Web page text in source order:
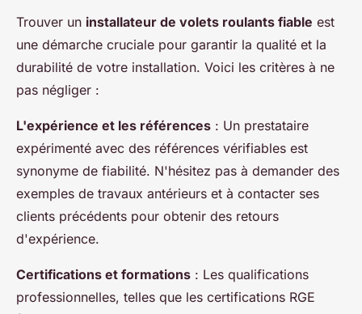
Trouver un installateur de volets roulants fiable est
une démarche cruciale pour garantir la qualité et la
durabilité de votre installation. Voici les critères à ne
pas négliger :
L'expérience et les références : Un prestataire
expérimenté avec des références vérifiables est
synonyme de fiabilité. N'hésitez pas à demander des
exemples de travaux antérieurs et à contacter ses
clients précédents pour obtenir des retours
d'expérience.
Certifications et formations : Les qualifications
professionnelles, telles que les certifications RGE